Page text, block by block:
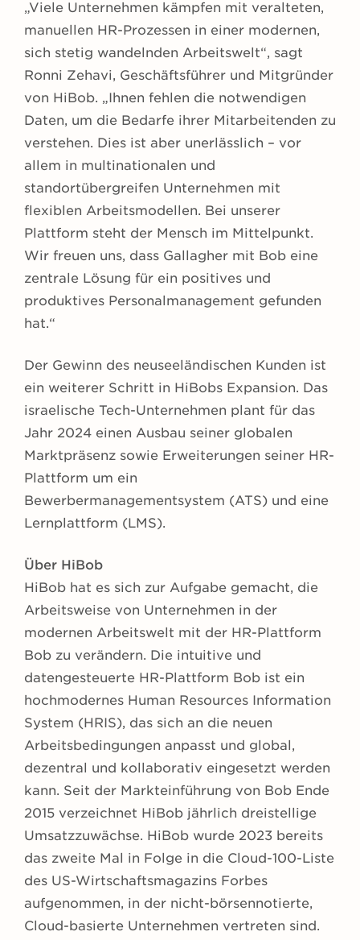
„Viele Unternehmen kämpfen mit veralteten,
manuellen HR-Prozessen in einer modernen,
sich stetig wandelnden Arbeitswelt“, sagt
Ronni Zehavi, Geschäftsführer und Mitgründer
von HiBob. „Ihnen fehlen die notwendigen
Daten, um die Bedarfe ihrer Mitarbeitenden zu
verstehen. Dies ist aber unerlässlich – vor
allem in multinationalen und
standortübergreifen Unternehmen mit
flexiblen Arbeitsmodellen. Bei unserer
Plattform steht der Mensch im Mittelpunkt.
Wir freuen uns, dass Gallagher mit Bob eine
zentrale Lösung für ein positives und
produktives Personalmanagement gefunden
hat.“
Der Gewinn des neuseeländischen Kunden ist
ein weiterer Schritt in HiBobs Expansion. Das
israelische Tech-Unternehmen plant für das
Jahr 2024 einen Ausbau seiner globalen
Marktpräsenz sowie Erweiterungen seiner HR-
Plattform um ein
Bewerbermanagementsystem (ATS) und eine
Lernplattform (LMS).
Über HiBob
HiBob hat es sich zur Aufgabe gemacht, die
Arbeitsweise von Unternehmen in der
modernen Arbeitswelt mit der HR-Plattform
Bob zu verändern. Die intuitive und
datengesteuerte HR-Plattform Bob ist ein
hochmodernes Human Resources Information
System (HRIS), das sich an die neuen
Arbeitsbedingungen anpasst und global,
dezentral und kollaborativ eingesetzt werden
kann. Seit der Markteinführung von Bob Ende
2015 verzeichnet HiBob jährlich dreistellige
Umsatzzuwächse. HiBob wurde 2023 bereits
das zweite Mal in Folge in die Cloud-100-Liste
des US-Wirtschaftsmagazins Forbes
aufgenommen, in der nicht-börsennotierte,
Cloud-basierte Unternehmen vertreten sind.